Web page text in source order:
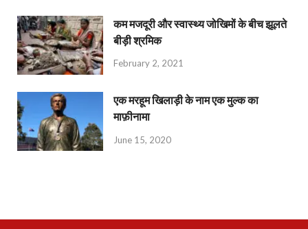
कम मजदूरी और स्वास्थ्य जोखिमों के बीच झूलते
बीड़ी श्रमिक
February 2, 2021
एक मरहूम खिलाड़ी के नाम एक मुल्क का
माफ़ीनामा
June 15, 2020